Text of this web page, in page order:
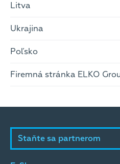
Litva
Ukrajina
Poľsko
Firemná stránka ELKO
Staňte sa partnerom